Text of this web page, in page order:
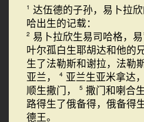
1 达伍德的子孙，易卜拉
哈出生的记载：
2 易卜拉欣生易司哈格，易
叶尔孤白生耶胡达和他的
生了法勒斯和谢拉，法勒
亚兰，
4 亚兰生亚米拿达
顺生撒门，
5 撒门和喇合
路得生了俄备得，俄备得
德王。